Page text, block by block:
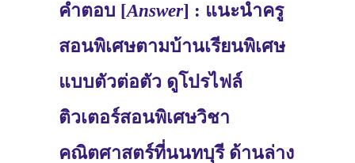
คำตอบ [Answer] : แนะนำครู
สอนพิเศษตามบ้านเรียนพิเศษ
แบบตัวต่อตัว ดูโปรไฟล์
ติวเตอร์สอนพิเศษวิชา
คณิตศาสตร์ที่นนทบุรี ด้านล่าง